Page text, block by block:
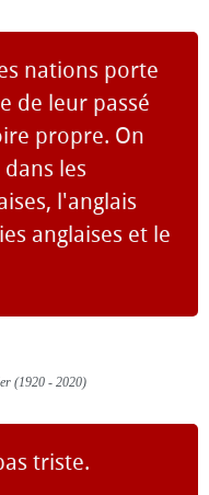
nations porte
de leur passé
propre. On
les
l'anglais
anglaises et le
(1920 - 2020)
triste.